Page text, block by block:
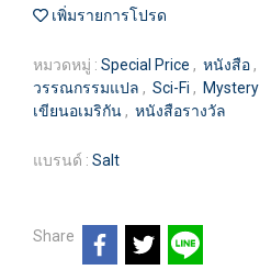
เพิ่มรายการโปรด
หมวดหมู่ : Special Price , หนังสือ ,
วรรณกรรมแปล , Sci-Fi , Mystery
เขียนอเมริกัน , หนังสือรางวัล
แบรนด์ : Salt
Share